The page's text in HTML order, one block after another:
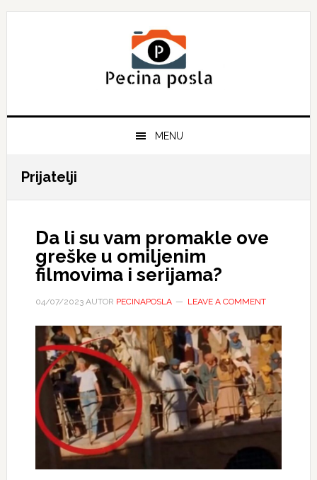
Skip
Skip
Skip
MENU
Prijatelji
Da li su vam promakle ove
greške u omiljenim
filmovima i serijama?
04/07/2023AUTOR PECINAPOSLA LEAVE A COMMENT